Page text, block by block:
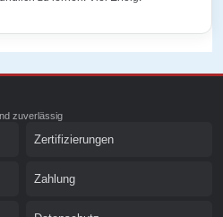
zuverlässig
Zertifizierungen
Zahlung